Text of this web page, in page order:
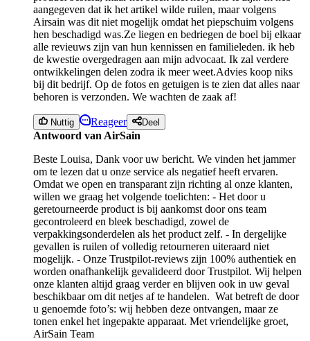
aangegeven dat ik het artikel wilde ruilen, maar volgens
Airsain was dit niet mogelijk omdat het piepschuim volgens
hen beschadigd was.Ze liegen en bedriegen de boel bij elkaar
alle revieuws zijn van hun kennissen en familieleden. ik heb
de kwestie overgedragen aan mijn advocaat. Ik zal verdere
ontwikkelingen delen zodra ik meer weet.Advies koop niks
bij dit bedrijf. Op de fotos en getuigen is te zien dat alles naar
behoren is verzonden. We wachten de zaak af!
Nuttig Reageer Deel
Antwoord van AirSain
Beste Louisa, Dank voor uw bericht. We vinden het jammer
om te lezen dat u onze service als negatief heeft ervaren.
Omdat we open en transparant zijn richting al onze klanten,
willen we graag het volgende toelichten: - Het door u
geretourneerde product is bij aankomst door ons team
gecontroleerd en bleek beschadigd, zowel de
verpakkingsonderdelen als het product zelf. - In dergelijke
gevallen is ruilen of volledig retourneren uiteraard niet
mogelijk. - Onze Trustpilot-reviews zijn 100% authentiek en
worden onafhankelijk gevalideerd door Trustpilot. Wij helpen
onze klanten altijd graag verder en blijven ook in uw geval
beschikbaar om dit netjes af te handelen. Wat betreft de door
u genoemde foto’s: wij hebben deze ontvangen, maar ze
tonen enkel het ingepakte apparaat. Met vriendelijke groet,
AirSain Team